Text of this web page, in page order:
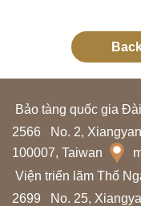
T
h
ô
n
g
t
Bảo tàng quốc gia
2566
No. 2,
100007, Taiwan
Viện triển lãm Thổ
2699
No. 25,